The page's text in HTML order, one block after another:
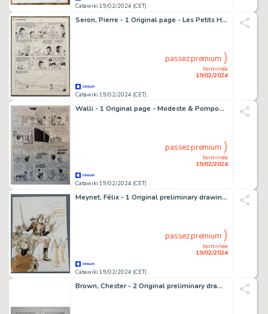
Catawiki 19/02/2024 (CET)
Seron, Pierre - 1 Original page - Les Petits Hommes T33 - Les Fourmicrabes - 2001
Catawiki 19/02/2024 (CET)
terminée
19/02/2024
passez premium
Walli - 1 Original page - Modeste & Pompon - 1985
Catawiki 19/02/2024 (CET)
terminée
19/02/2024
passez premium
Meynet, Félix - 1 Original preliminary drawing - Hommage à Captain Swing
Catawiki 19/02/2024 (CET)
terminée
19/02/2024
passez premium
Brown, Chester - 2 Original preliminary drawing - Louis Riel - 1999